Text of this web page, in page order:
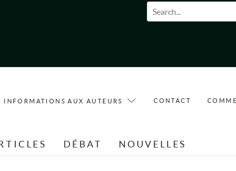
Formulaire
INFORMATIONS AUX AUTEURS CONTACT
DÉBAT NOUVELLES